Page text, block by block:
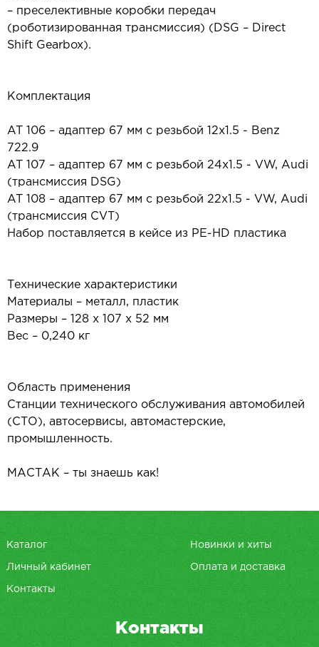
– преселективные коробки передач
(роботизированная трансмиссия) (DSG – Direct
Shift Gearbox).
Комплектация
AT 106 – адаптер 67 мм с резьбой 12x1.5 - Benz
722.9
AT 107 – адаптер 67 мм с резьбой 24x1.5 - VW, Audi
(трансмиссия DSG)
AT 108 – адаптер 67 мм с резьбой 22x1.5 - VW, Audi
(трансмиссия CVT)
Набор поставляется в кейсе из PE-HD пластика
Технические характеристики
Материалы – металл, пластик
Размеры – 128 х 107 х 52 мм
Вес – 0,240 кг
Область применения
Станции технического обслуживания автомобилей
(СТО), автосервисы, автомастерские,
промышленность.
МАСТАК – ты знаешь как!
Каталог Новинки и хиты
Личный кабинет Оплата и доставка
Контакты
Контакты